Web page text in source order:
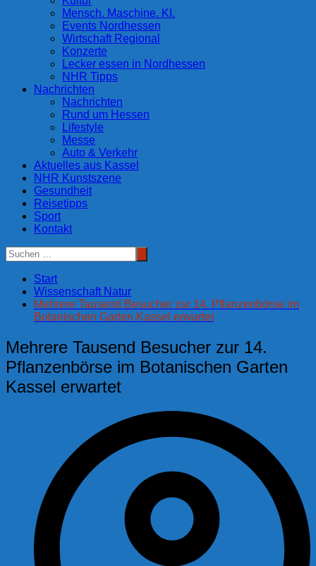
Mensch. Maschine. KI.
Events Nordhessen
Wirtschaft Regional
Konzerte
Lecker essen in Nordhessen
NHR Tipps
Nachrichten
Nachrichten
Rund um Hessen
Lifestyle
Messe
Auto & Verkehr
Aktuelles aus Kassel
NHR Kunstszene
Gesundheit
Reisetipps
Sport
Kontakt
Start
Wissenschaft Natur
Mehrere Tausend Besucher zur 14. Pflanzenbörse im
Botanischen Garten Kassel erwartet
Mehrere Tausend Besucher zur 14.
Pflanzenbörse im Botanischen Garten
Kassel erwartet